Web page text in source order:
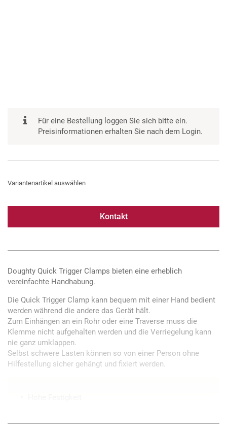
Für eine Bestellung loggen Sie sich bitte ein.
Preisinformationen erhalten Sie nach dem Login.
Variantenartikel auswählen
Kontakt
Doughty Quick Trigger Clamps bieten eine erheblich
vereinfachte Handhabung.
Die Quick Trigger Clamp kann bequem mit einer Hand bedient
werden während die andere das Gerät hält.
Zum Einhängen an ein Rohr oder eine Traverse muss die
Klemme nicht aufgehalten werden und die Verriegelung kann
nie ganz umklappen.
Selbst schwere Lasten können so von einer Person ohne
Hilfestellung sicher gehängt und fixiert werden.